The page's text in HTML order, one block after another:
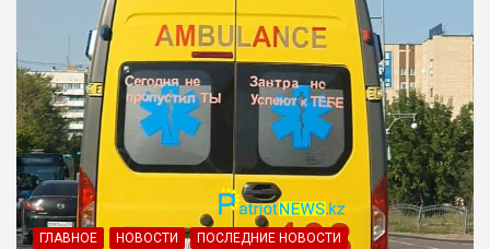
ГЛАВНОЕ НОВОСТИ ПОСЛЕДНИЕ НОВОСТИ